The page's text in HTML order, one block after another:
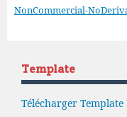
NonCommercial-
Template
Télécharger